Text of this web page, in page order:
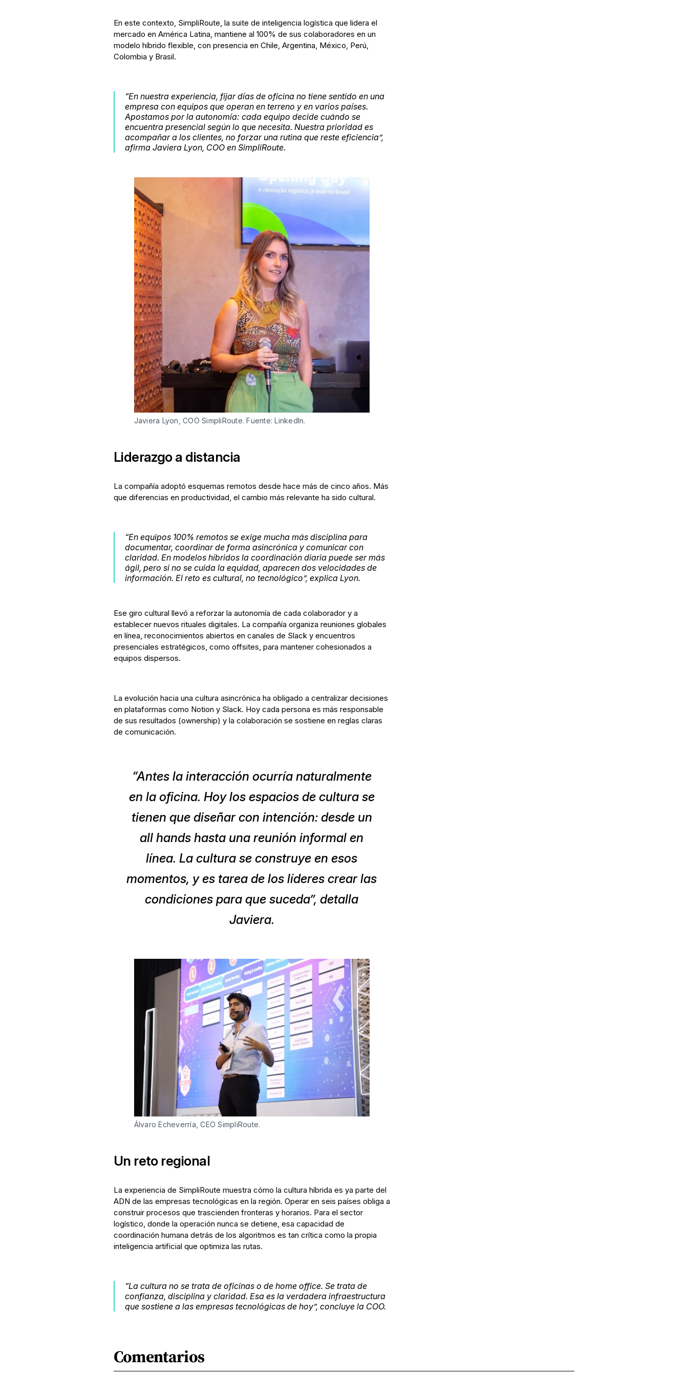
En este contexto, SimpliRoute, la suite de inteligencia logística que lidera el
mercado en América Latina, mantiene al 100% de sus colaboradores en un
modelo híbrido flexible, con presencia en Chile, Argentina, México, Perú,
Colombia y Brasil.
“En nuestra experiencia, fijar días de oficina no tiene sentido en una
empresa con equipos que operan en terreno y en varios países.
Apostamos por la autonomía: cada equipo decide cuándo se
encuentra presencial según lo que necesita. Nuestra prioridad es
acompañar a los clientes, no forzar una rutina que reste eficiencia”,
afirma Javiera Lyon, COO en SimpliRoute.
Javiera Lyon, COO SimpliRoute. Fuente: LinkedIn.
Liderazgo a distancia
La compañía adoptó esquemas remotos desde hace más de cinco años. Más
que diferencias en productividad, el cambio más relevante ha sido cultural.
“En equipos 100% remotos se exige mucha más disciplina para
documentar, coordinar de forma asincrónica y comunicar con
claridad. En modelos híbridos la coordinación diaria puede ser más
ágil, pero si no se cuida la equidad, aparecen dos velocidades de
información. El reto es cultural, no tecnológico”, explica Lyon.
Ese giro cultural llevó a reforzar la autonomía de cada colaborador y a
establecer nuevos rituales digitales. La compañía organiza reuniones globales
en línea, reconocimientos abiertos en canales de Slack y encuentros
presenciales estratégicos, como offsites, para mantener cohesionados a
equipos dispersos.
La evolución hacia una cultura asincrónica ha obligado a centralizar decisiones
en plataformas como Notion y Slack. Hoy cada persona es más responsable
de sus resultados (ownership) y la colaboración se sostiene en reglas claras
de comunicación.
“Antes la interacción ocurría naturalmente
en la oficina. Hoy los espacios de cultura se
tienen que diseñar con intención: desde un
all hands hasta una reunión informal en
línea. La cultura se construye en esos
momentos, y es tarea de los líderes crear las
condiciones para que suceda”, detalla
Javiera.
Álvaro Echeverría, CEO SimpliRoute.
Un reto regional
La experiencia de SimpliRoute muestra cómo la cultura híbrida es ya parte del
ADN de las empresas tecnológicas en la región. Operar en seis países obliga a
construir procesos que trascienden fronteras y horarios. Para el sector
logístico, donde la operación nunca se detiene, esa capacidad de
coordinación humana detrás de los algoritmos es tan crítica como la propia
inteligencia artificial que optimiza las rutas.
“La cultura no se trata de oficinas o de home office. Se trata de
confianza, disciplina y claridad. Esa es la verdadera infraestructura
que sostiene a las empresas tecnológicas de hoy”, concluye la COO.
Comentarios